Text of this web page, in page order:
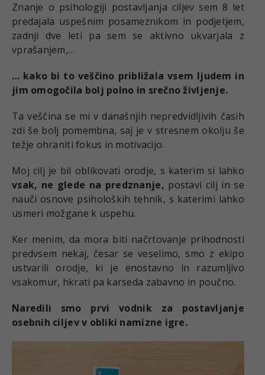
Znanje o psihologiji postavljanja ciljev sem 8 let
predajala uspešnim posameznikom in podjetjem,
zadnji dve leti pa sem se aktivno ukvarjala z
vprašanjem,…
… kako bi to veščino približala vsem ljudem in
jim omogočila bolj polno in srečno življenje.
Ta veščina se mi v današnjih nepredvidljivih časih
zdi še bolj pomembna, saj je v stresnem okolju še
težje ohraniti fokus in motivacijo.
Moj cilj je bil oblikovati orodje, s katerim si lahko
vsak, ne glede na predznanje, postavi cilj in se
nauči osnove psiholoških tehnik, s katerimi lahko
usmeri možgane k uspehu.
Ker menim, da mora biti načrtovanje prihodnosti
predvsem nekaj, česar se veselimo, smo z ekipo
ustvarili orodje, ki je enostavno in razumljivo
vsakomur, hkrati pa karseda zabavno in poučno.
Naredili smo prvi vodnik za postavljanje
osebnih ciljev v obliki namizne igre.